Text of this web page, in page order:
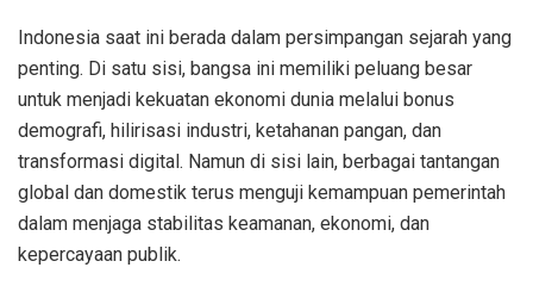
Indonesia saat ini berada dalam persimpangan sejarah yang
penting. Di satu sisi, bangsa ini memiliki peluang besar
untuk menjadi kekuatan ekonomi dunia melalui bonus
demografi, hilirisasi industri, ketahanan pangan, dan
transformasi digital. Namun di sisi lain, berbagai tantangan
global dan domestik terus menguji kemampuan pemerintah
dalam menjaga stabilitas keamanan, ekonomi, dan
kepercayaan publik.